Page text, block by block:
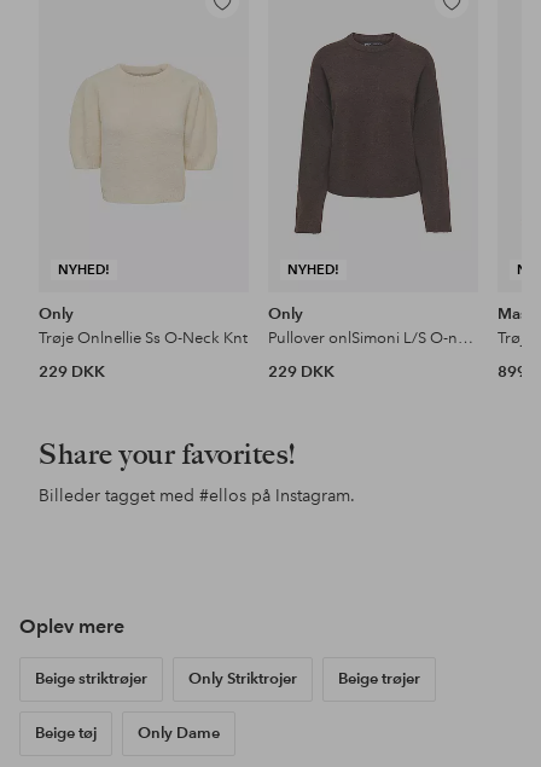
NYHED!
Tilføj
Only
Trøje Onlnellie Ss O-Neck Knt
229 DKK
NYHED!
Tilføj
Only
Pullover onlSimoni L/S O-neck Knt N
229 DKK
Masai
Trøje
899
Share your favorites!
Billeder tagget med #ellos på Instagram.
Oplev mere
Beige striktrøjer Only Striktrojer Beige trøjer
Beige tøj Only Dame